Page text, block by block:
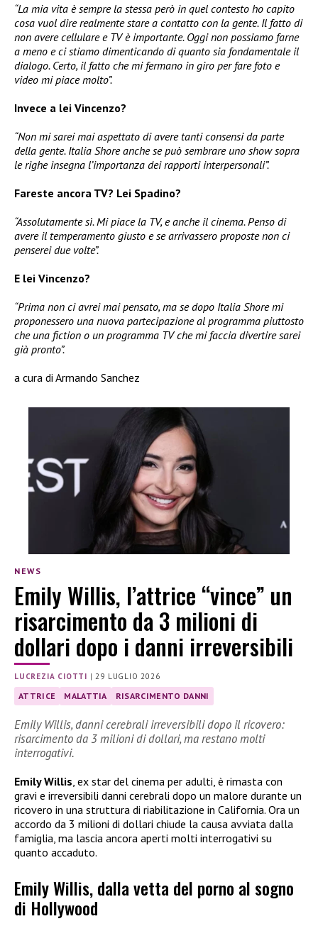
“La mia vita è sempre la stessa però in quel contesto ho capito
cosa vuol dire realmente stare a contatto con la gente. Il fatto di
non avere cellulare e TV è importante. Oggi non possiamo farne
a meno e ci stiamo dimenticando di quanto sia fondamentale il
dialogo. Certo, il fatto che mi fermano in giro per fare foto e
video mi piace molto”.
Invece a lei Vincenzo?
“Non mi sarei mai aspettato di avere tanti consensi da parte
della gente. Italia Shore anche se può sembrare uno show sopra
le righe insegna l’importanza dei rapporti interpersonali”.
Fareste ancora TV? Lei Spadino?
“Assolutamente sì. Mi piace la TV, e anche il cinema. Penso di
avere il temperamento giusto e se arrivassero proposte non ci
penserei due volte”.
E lei Vincenzo?
“Prima non ci avrei mai pensato, ma se dopo Italia Shore mi
proponessero una nuova partecipazione al programma piuttosto
che una fiction o un programma TV che mi faccia divertire sarei
già pronto”.
a cura di Armando Sanchez
NEWS
Emily Willis, l’attrice “vince” un
risarcimento da 3 milioni di
dollari dopo i danni irreversibili
LUCREZIA CIOTTI |29 LUGLIO 2026
ATTRICE MALATTIA RISARCIMENTO DANNI
Emily Willis, danni cerebrali irreversibili dopo il ricovero:
risarcimento da 3 milioni di dollari, ma restano molti
interrogativi.
Emily Willis, ex star del cinema per adulti, è rimasta con
gravi e irreversibili danni cerebrali dopo un malore durante un
ricovero in una struttura di riabilitazione in California. Ora un
accordo da 3 milioni di dollari chiude la causa avviata dalla
famiglia, ma lascia ancora aperti molti interrogativi su
quanto accaduto.
Emily Willis, dalla vetta del porno al sogno
di Hollywood